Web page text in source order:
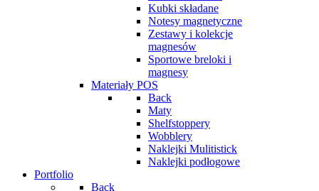
Kubki składane
Notesy magnetyczne
Zestawy i kolekcje
magnesów
Sportowe breloki i
magnesy
Materiały POS
Back
Maty
Shelfstoppery
Wobblery
Naklejki Mulitistick
Naklejki podłogowe
Portfolio
Back